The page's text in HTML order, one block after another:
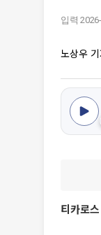
입력
노상우
티카로